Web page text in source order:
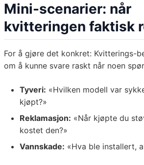
Mini-scenarier: når
kvitteringen faktisk
For å gjøre det konkret: Kvitterings-
om å kunne svare raskt når noen
Tyveri: «Hvilken modell var
kjøpt?»
Reklamasjon: «Når kjøpte du
kostet den?»
Vannskade: «Hva ble installert,